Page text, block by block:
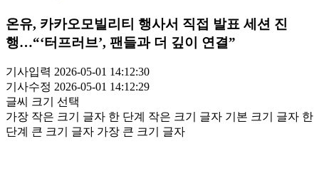
온유, 카카오모빌리티 행사서 직접 발표 세션 진
행…“‘터프러브’, 팬들과 더 깊이 연결”
기사입력 2026-05-01 14:12:30
기사수정 2026-05-01 14:12:29
글씨 크기 선택
가장 작은 크기 글자 한 단계 작은 크기 글자 기본 크기 글자 한
단계 큰 크기 글자 가장 큰 크기 글자